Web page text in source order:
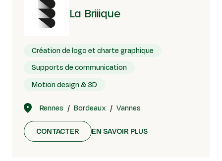
La Briiique
Création de logo et charte graphique
Supports de communication
Motion design & 3D
Rennes Bordeaux Vannes
CONTACTER EN SAVOIR PLUS